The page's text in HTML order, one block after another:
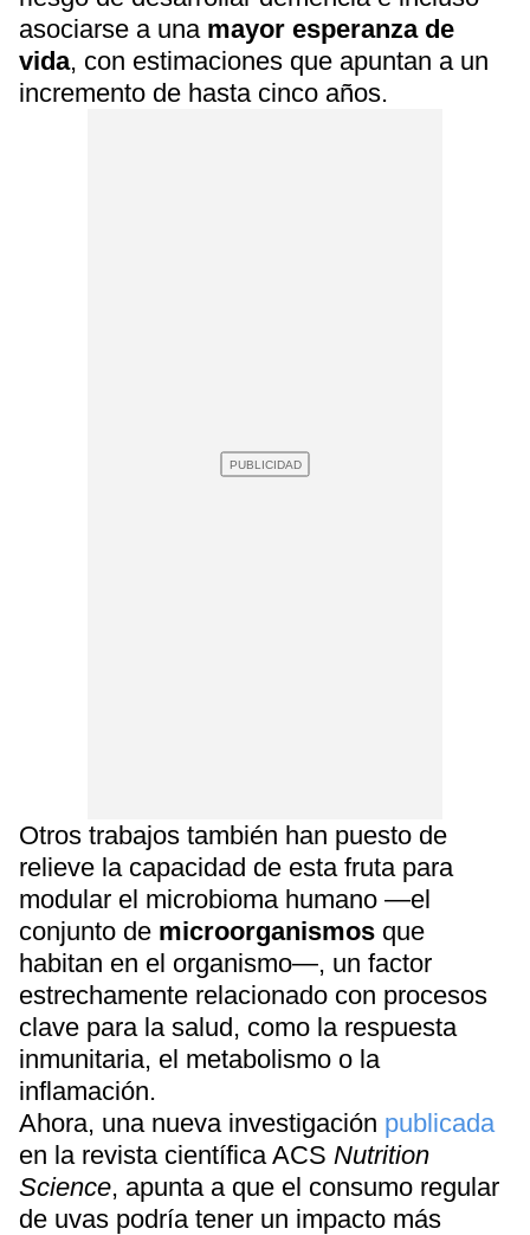
asociarse a una mayor esperanza de
vida, con estimaciones que apuntan a un
incremento de hasta cinco años.
Otros trabajos también han puesto de
relieve la capacidad de esta fruta para
modular el microbioma humano —el
conjunto de microorganismos que
habitan en el organismo—, un factor
estrechamente relacionado con procesos
clave para la salud, como la respuesta
inmunitaria, el metabolismo o la
inflamación.
Ahora, una nueva investigación publicada
en la revista científica ACS Nutrition
Science, apunta a que el consumo regular
de uvas podría tener un impacto más